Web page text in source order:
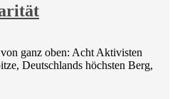
ganz oben: Acht Aktivisten
Deutschlands höchsten Berg,